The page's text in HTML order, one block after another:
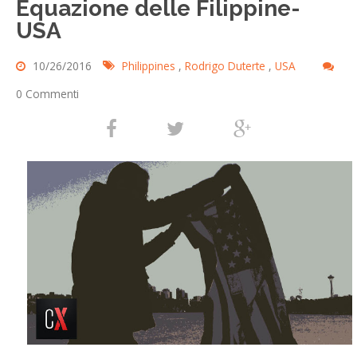
Equazione delle Filippine-
USA
10/26/2016 Philippines , Rodrigo Duterte , USA
0 Commenti